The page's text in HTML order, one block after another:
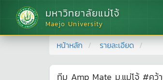
มหาวิทยาลัยแม่โจ้
Maejo University
หน้าหลัก รายละเอียด
ทีม Amp Mate ม.แม่โจ้ #คว้